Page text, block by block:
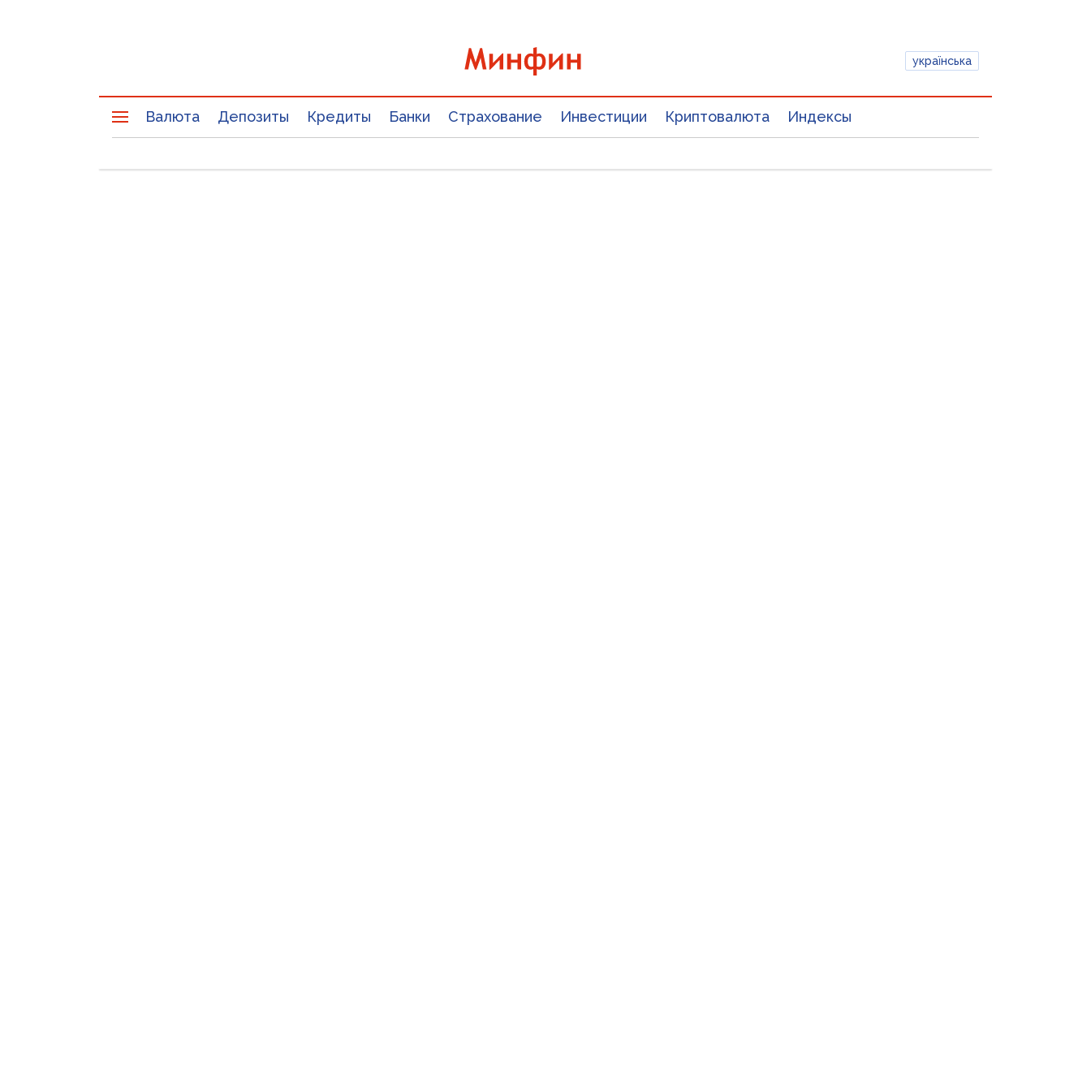
українська
Валюта Депозиты Кредиты Банки Страхование Инвестиции Криптовалюта Индексы